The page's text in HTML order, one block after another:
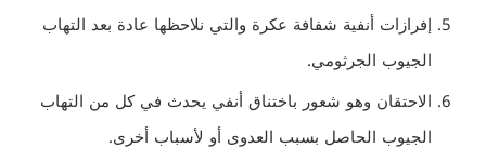
إفرازات أنفية شفافة عكرة والتي نلاحظها عادة بعد التهاب
الجيوب الجرثومي.
الاحتقان وهو شعور باختناق أنفي يحدث في كل من التهاب
الجيوب الحاصل بسبب العدوى أو لأسباب أخرى.